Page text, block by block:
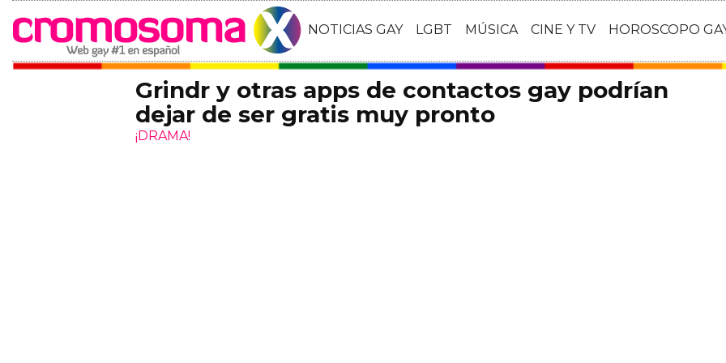
NOTICIAS GAY LGBT MÚSICA CINE Y TV HOROSCOPO
Grindr y otras apps de contactos gay podrían
dejar de ser gratis muy pronto
¡DRAMA!